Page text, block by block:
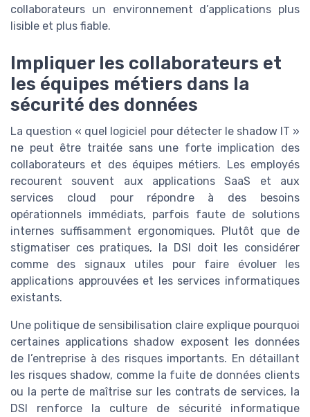
collaborateurs un environnement d’applications plus
lisible et plus fiable.
Impliquer les collaborateurs et
les équipes métiers dans la
sécurité des données
La question « quel logiciel pour détecter le shadow IT »
ne peut être traitée sans une forte implication des
collaborateurs et des équipes métiers. Les employés
recourent souvent aux applications SaaS et aux
services cloud pour répondre à des besoins
opérationnels immédiats, parfois faute de solutions
internes suffisamment ergonomiques. Plutôt que de
stigmatiser ces pratiques, la DSI doit les considérer
comme des signaux utiles pour faire évoluer les
applications approuvées et les services informatiques
existants.
Une politique de sensibilisation claire explique pourquoi
certaines applications shadow exposent les données
de l’entreprise à des risques importants. En détaillant
les risques shadow, comme la fuite de données clients
ou la perte de maîtrise sur les contrats de services, la
DSI renforce la culture de sécurité informatique